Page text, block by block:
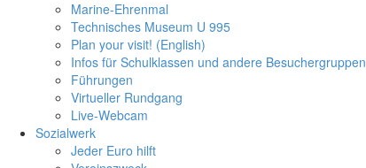
Marine-Ehrenmal
Technisches Museum U 995
Plan your visit! (English)
Infos für Schulklassen und andere Besuchergruppen
Führungen
Virtueller Rundgang
Live-Webcam
Sozialwerk
Jeder Euro hilft